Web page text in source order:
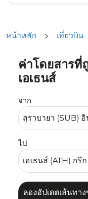
หน้าหลัก เที่ยวบิน
ค่าโดยสารที่
เอเธนส์
จาก
ไป
ลองอัปเดตเส้นทา
ลองอัปเดตเส้นทา